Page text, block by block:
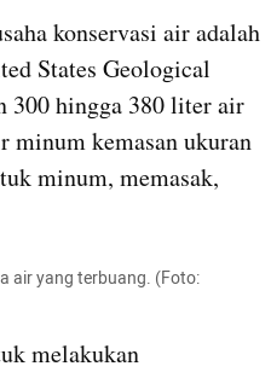
konservasi air adalah
States Geological
300 hingga 380 liter air
minum kemasan ukuran
minum, memasak,
air yang terbuang. (Foto:
melakukan